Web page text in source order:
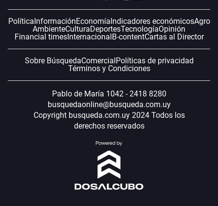
PolíticaInformaciónEconomíaIndicadores económicosAgro
AmbienteCulturaDeportesTecnologíaOpinión
Financial timesInternacionalB-contentCartas al Director
Sobre BúsquedaComercialPolíticas de privacidad
Términos y Condiciones
Pablo de María 1042 - 2418 8280
busquedaonline@busqueda.com.uy
Copyright busqueda.com.uy 2024 Todos los
derechos reservados